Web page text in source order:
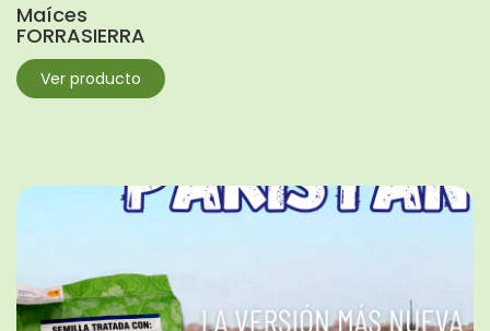
Maíces
FORRASIERRA
Ver producto